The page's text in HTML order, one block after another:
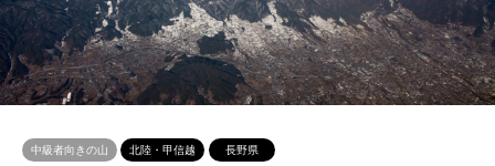
中級者向きの山 北陸・甲信越 長野県